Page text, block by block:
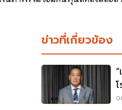
ข่าวที่เกี่ยวข้อง